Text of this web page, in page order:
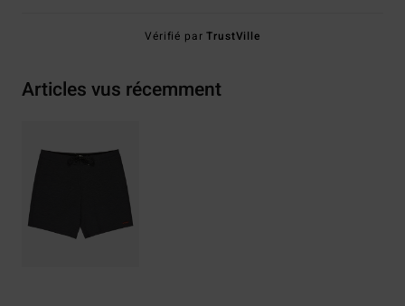
Vérifié parTrustVille
Articles vus récemment